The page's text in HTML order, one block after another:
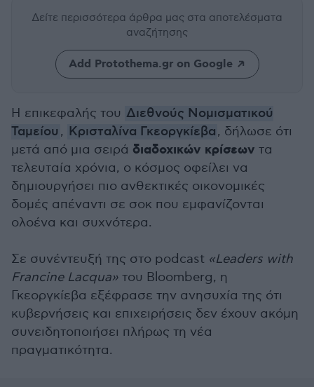
Δείτε περισσότερα άρθρα μας στα αποτελέσματα
αναζήτησης
Add Protothema.gr on Google
Η επικεφαλής του Διεθνούς Νομισματικού
Ταμείου , Κρισταλίνα Γκεοργκίεβα, δήλωσε ότι
μετά από μια σειρά διαδοχικών κρίσεων τα
τελευταία χρόνια, ο κόσμος οφείλει να
δημιουργήσει πιο ανθεκτικές οικονομικές
δομές απέναντι σε σοκ που εμφανίζονται
ολοένα και συχνότερα.
Σε συνέντευξή της στο podcast «Leaders with
Francine Lacqua» του Bloomberg, η
Γκεοργκίεβα εξέφρασε την ανησυχία της ότι
κυβερνήσεις και επιχειρήσεις δεν έχουν ακόμη
συνειδητοποιήσει πλήρως τη νέα
πραγματικότητα.